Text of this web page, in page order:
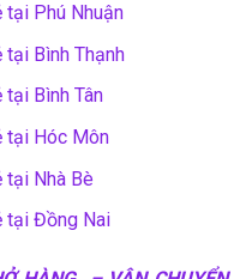
tại Phú Nhuận
tại Bình Thạnh
tại Bình Tân
tại Hóc Môn
tại Nhà Bè
tại Đồng Nai